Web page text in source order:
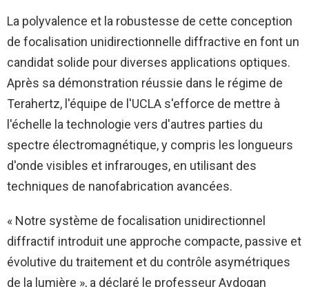
La polyvalence et la robustesse de cette conception
de focalisation unidirectionnelle diffractive en font un
candidat solide pour diverses applications optiques.
Après sa démonstration réussie dans le régime de
Terahertz, l'équipe de l'UCLA s'efforce de mettre à
l'échelle la technologie vers d'autres parties du
spectre électromagnétique, y compris les longueurs
d'onde visibles et infrarouges, en utilisant des
techniques de nanofabrication avancées.
« Notre système de focalisation unidirectionnel
diffractif introduit une approche compacte, passive et
évolutive du traitement et du contrôle asymétriques
de la lumière », a déclaré le professeur Aydogan